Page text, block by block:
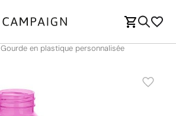
Gourde en plastique personnalisée